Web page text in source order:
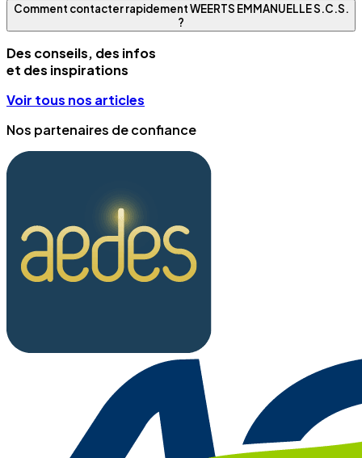
Comment contacter rapidement WEERTS EMMANUELLE S.C.S.
?
Des conseils, des infos
et des inspirations
Voir tous nos articles
Nos partenaires de confiance